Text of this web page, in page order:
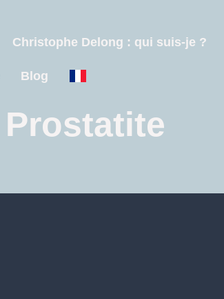
Christophe Delong : qui suis-je ?
Blog
Prostatite